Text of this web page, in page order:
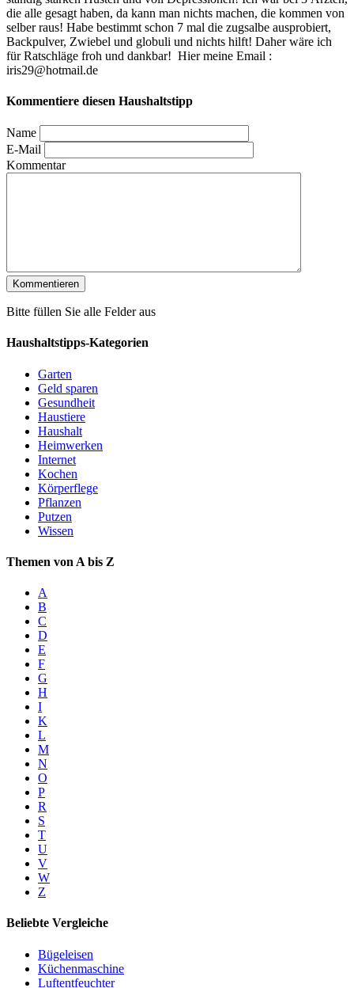
die alle gesagt haben, da kann man nichts machen, die kommen von
selber raus! Habe bestimmt schon 7 mal die zugsalbe ausprobiert,
Backpulver, Zwiebel und globuli und nichts hilft! Daher wäre ich
für Ratschläge froh und dankbar! Hier meine Email :
iris29@hotmail.de
Kommentiere diesen Haushaltstipp
Name
E-Mail
Kommentar
Bitte füllen Sie alle Felder aus
Haushaltstipps-Kategorien
Garten
Geld sparen
Gesundheit
Haustiere
Haushalt
Heimwerken
Internet
Kochen
Körperflege
Pflanzen
Putzen
Wissen
Themen von A bis Z
A
B
C
D
E
F
G
H
I
K
L
M
N
O
P
R
S
T
U
V
W
Z
Beliebte Vergleiche
Bügeleisen
Küchenmaschine
Luftentfeuchter